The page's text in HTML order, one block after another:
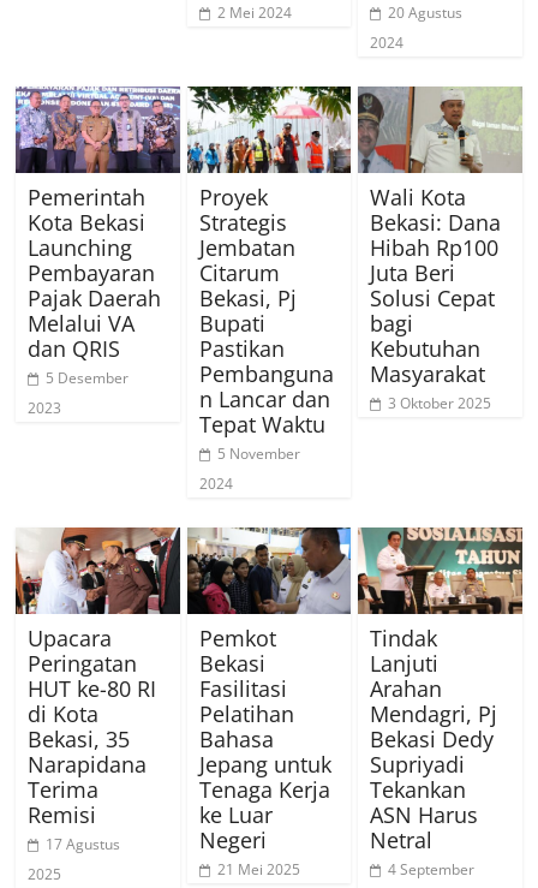
2 Mei 2024
20 Agustus
2024
Pemerintah
Kota Bekasi
Launching
Pembayaran
Pajak Daerah
Melalui VA
dan QRIS
5 Desember
2023
Proyek
Strategis
Jembatan
Citarum
Bekasi, Pj
Bupati
Pastikan
Pembanguna
n Lancar dan
Tepat Waktu
5 November
2024
Wali Kota
Bekasi: Dana
Hibah Rp100
Juta Beri
Solusi Cepat
bagi
Kebutuhan
Masyarakat
3 Oktober 2025
Upacara
Peringatan
HUT ke-80 RI
di Kota
Bekasi, 35
Narapidana
Terima
Remisi
17 Agustus
2025
Pemkot
Bekasi
Fasilitasi
Pelatihan
Bahasa
Jepang untuk
Tenaga Kerja
ke Luar
Negeri
21 Mei 2025
Tindak
Lanjuti
Arahan
Mendagri, Pj
Bekasi Dedy
Supriyadi
Tekankan
ASN Harus
Netral
4 September